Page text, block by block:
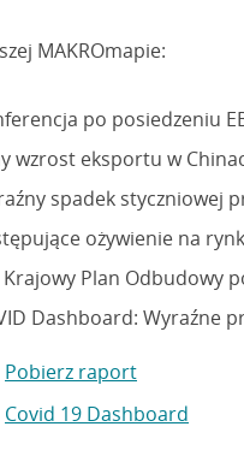
MAKROmapie:
po posiedzeniu
wzrost eksportu w
spadek styczniowej
ożywienie na
Krajowy Plan Odbudowy
Dashboard: Wyraźne
Pobierz raport
Covid 19 Dashboard